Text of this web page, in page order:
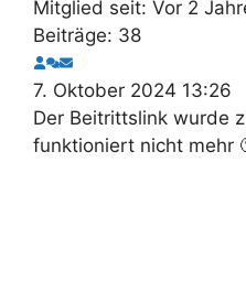
Mitglied seit: Vor 2
Beiträge: 38
7. Oktober 2024 13:26
Der Beitrittslink wurde
funktioniert nicht mehr